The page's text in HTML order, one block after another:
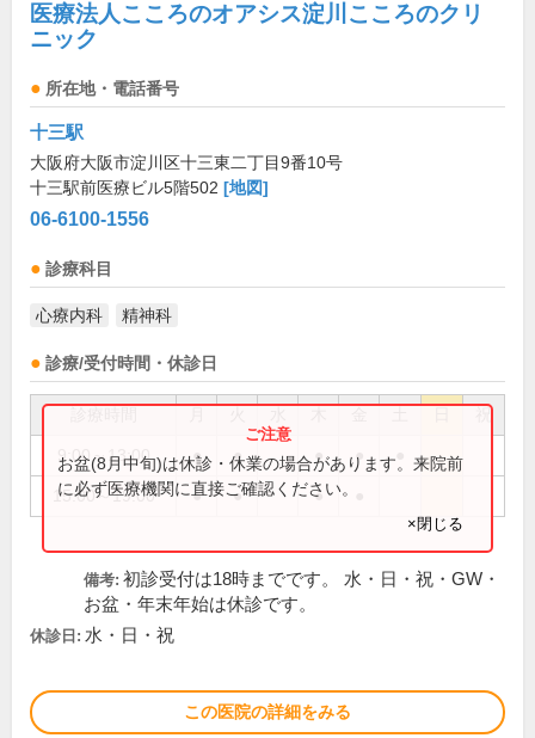
医療法人こころのオアシス淀川こころのクリ
ニック
所在地・電話番号
十三駅
大阪府大阪市淀川区十三東二丁目9番10号
十三駅前医療ビル5階502 [地図]
06-6100-1556
診療科目
心療内科 精神科
診療/受付時間・休診日
祝
9:00～13:00 ● ● ● ●
15:00～19:00 ● ● ●
お盆(8月中旬)は休診・休業の場合があります。来院前
に必ず医療機関に直接ご確認ください。
×閉じる
備考: 初診受付は18時までです。 水・日・祝・GW・
お盆・年末年始は休診です。
休診日: 水・日・祝
この医院の詳細をみる